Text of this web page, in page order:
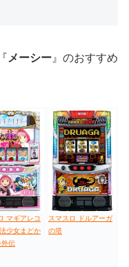
メーシー 』のおすすめ
マギアレコ
少女まどか
外伝
スマスロ ドルアーガ
の塔